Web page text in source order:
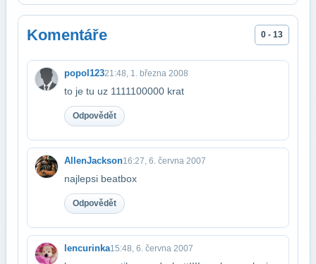
Komentáře 0 - 13
popol12321:48, 1. března 2008
to je tu uz 1111100000 krat
Odpovědět
AllenJackson16:27, 6. června 2007
najlepsi beatbox
Odpovědět
lencurinka15:48, 6. června 2007